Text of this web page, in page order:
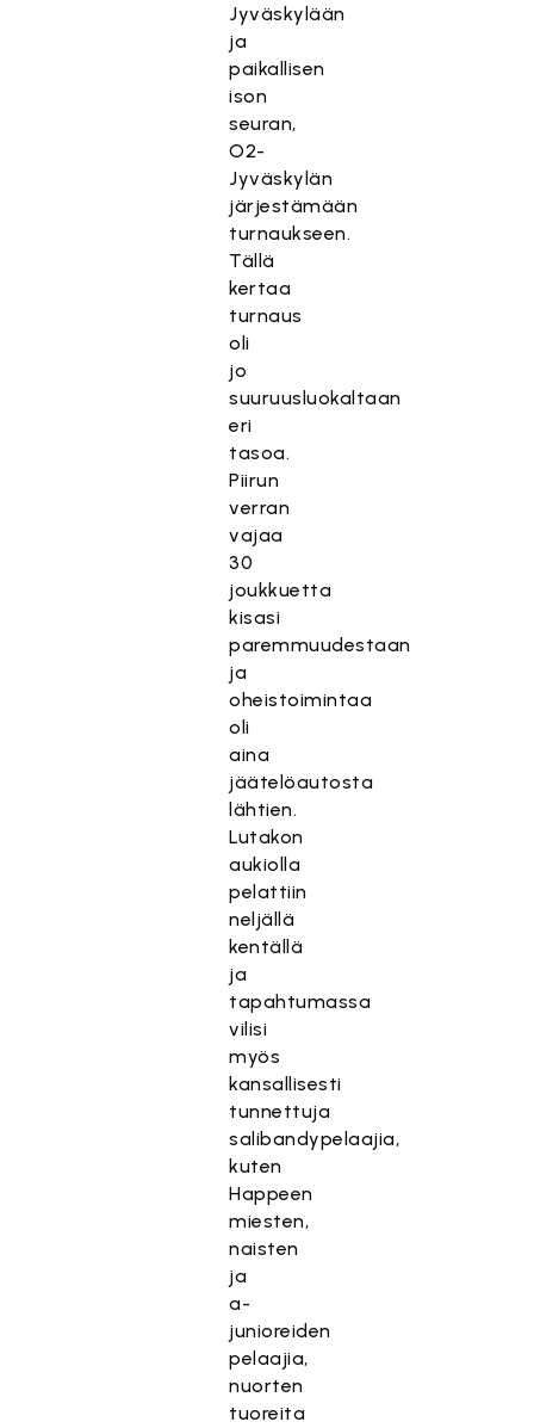
Jyväskylään
ja
paikallisen
ison
seuran,
O2-
Jyväskylän
järjestämään
turnaukseen.
Tällä
kertaa
turnaus
oli
jo
suuruusluokaltaan
eri
tasoa.
Piirun
verran
vajaa
30
joukkuetta
kisasi
paremmuudestaan
ja
oheistoimintaa
oli
aina
jäätelöautosta
lähtien.
Lutakon
aukiolla
pelattiin
neljällä
kentällä
ja
tapahtumassa
vilisi
myös
kansallisesti
tunnettuja
salibandypelaajia,
kuten
Happeen
miesten,
naisten
ja
a-
junioreiden
pelaajia,
nuorten
tuoreita